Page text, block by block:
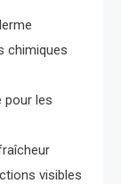
chimiques
pour les
visibles